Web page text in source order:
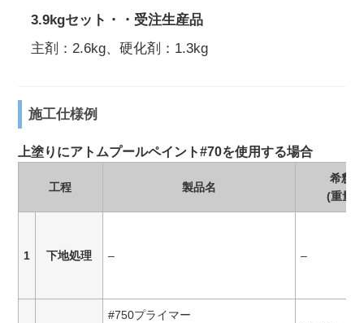
3.9kgセット・・受注生産品
主剤：2.6kg、硬化剤：1.3kg
施工仕様例
上塗りにアトムプールペイント#70を使用する場合
工程 製品名
希釈量
(重量
1 下地処理 – –
#750プライマー